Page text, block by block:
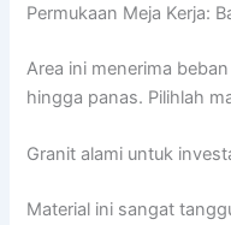
Permukaan Meja Kerja:
Area ini menerima
hingga panas. Pilihlah
Granit alami untuk
Material ini sangat